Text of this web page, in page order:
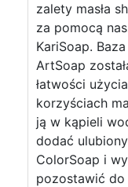
zalety masła
za pomocą
KariSoap.
ArtSoap
łatwości
korzyściach
ją w kąpieli
dodać
ColorSoap i
pozostawić do